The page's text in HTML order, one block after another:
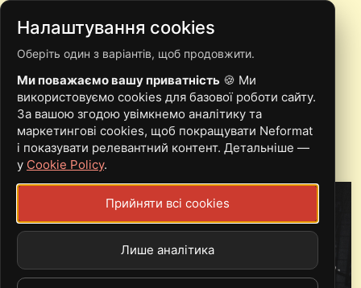
ДЕБЮТ: ПОХМУРИЙ
ДАРК-ФОЛК ВІД ACE OF
SWORDS
Налаштування cookies
Оберіть один з варіантів, щоб продовжити.
Ми поважаємо вашу приватність 🍪 Ми
використовуємо cookies для базової роботи сайту.
За вашою згодою увімкнемо аналітику та
маркетингові cookies, щоб покращувати Neformat
і показувати релевантний контент. Детальніше —
у Cookie Policy.
Прийняти всі cookies
Лише аналітика